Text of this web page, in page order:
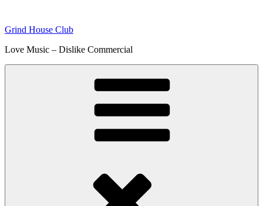
content
Grind House Club
Love Music – Dislike Commercial